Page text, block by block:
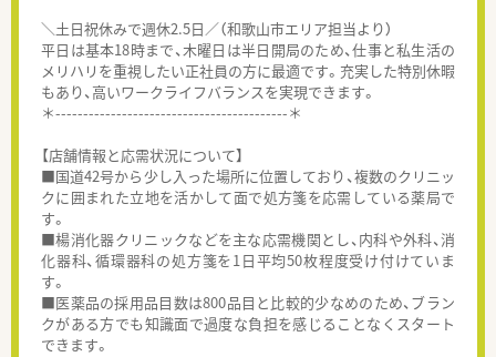
＼土日祝休みで週休2.5日／（和歌山市エリア担当より）
平日は基本18時まで、木曜日は半日開局のため、仕事と私生活の
メリハリを重視したい正社員の方に最適です。充実した特別休暇
もあり、高いワークライフバランスを実現できます。
＊------------------------------------------＊
【店舗情報と応需状況について】
■国道42号から少し入った場所に位置しており、複数のクリニッ
クに囲まれた立地を活かして面で処方箋を応需している薬局で
す。
■楊消化器クリニックなどを主な応需機関とし、内科や外科、消
化器科、循環器科の処方箋を1日平均50枚程度受け付けていま
す。
■医薬品の採用品目数は800品目と比較的少なめのため、ブラン
クがある方でも知識面で過度な負担を感じることなくスタート
できます。